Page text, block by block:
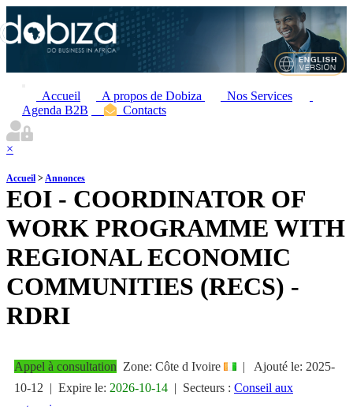
Accueil A propos de Dobiza
Nos Services
Agenda B2B
Contacts
×
Accueil >Annonces
EOI - COORDINATOR OF
WORK PROGRAMME WITH
REGIONAL ECONOMIC
COMMUNITIES (RECS) -
RDRI
Appel à consultation Zone: Côte d Ivoire | Ajouté le: 2025-
10-12 | Expire le: 2026-10-14 | Secteurs : Conseil aux